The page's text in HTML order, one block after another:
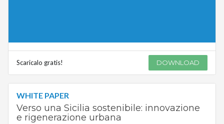
Scaricalo gratis! DOWNLOAD
WHITE PAPER
Verso una Sicilia sostenibile: innovazione
e rigenerazione urbana